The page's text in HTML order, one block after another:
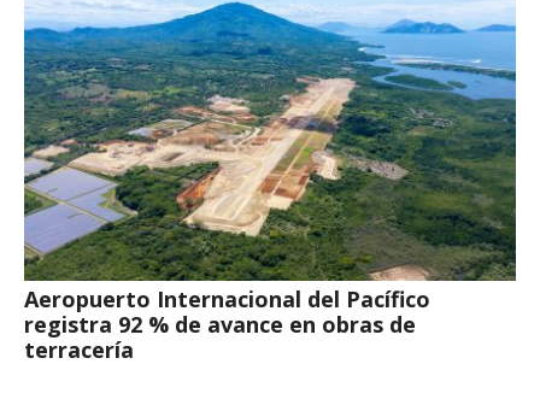
Aeropuerto Internacional del Pacífico
registra 92 % de avance en obras de
terracería